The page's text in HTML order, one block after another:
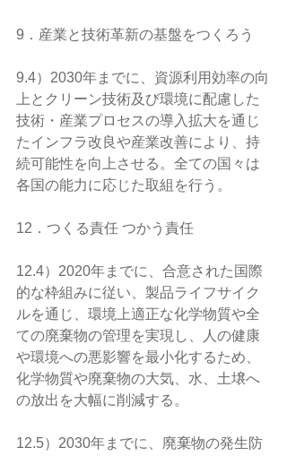
9．産業と技術革新の基盤をつくろう
9.4）2030年までに、資源利用効率の向
上とクリーン技術及び環境に配慮した
技術・産業プロセスの導入拡大を通じ
たインフラ改良や産業改善により、持
続可能性を向上させる。全ての国々は
各国の能力に応じた取組を行う。
12．つくる責任 つかう責任
12.4）2020年までに、合意された国際
的な枠組みに従い、製品ライフサイク
ルを通じ、環境上適正な化学物質や全
ての廃棄物の管理を実現し、人の健康
や環境への悪影響を最小化するため、
化学物質や廃棄物の大気、水、土壌へ
の放出を大幅に削減する。
12.5）2030年までに、廃棄物の発生防